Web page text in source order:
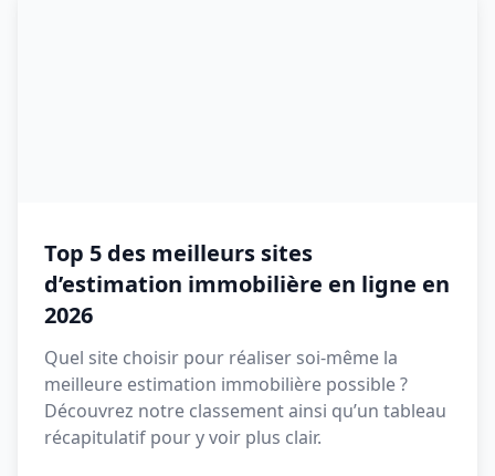
Top 5 des meilleurs sites
d’estimation immobilière en ligne en
2026
Quel site choisir pour réaliser soi-même la
meilleure estimation immobilière possible ?
Découvrez notre classement ainsi qu’un tableau
récapitulatif pour y voir plus clair.